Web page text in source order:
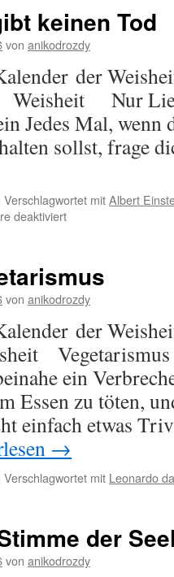
Verstand
und
keinen Tod
von anikodrozdy
der
Weisheit Nur
Jedes Mal, wenn
sollst, frage
Verschlagwortet mitAlbert
deaktiviertfür
Es
gibt
Tod
von anikodrozdy
der
ein
Essen zu töten,
einfach etwas
→
Verschlagwortet mit Leonardo
der
von anikodrozdy